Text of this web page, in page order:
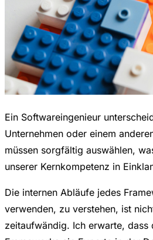
Ein Softwareingenieur
Unternehmen oder einem
müssen sorgfältig auswählen,
unserer Kernkompetenz in
Die internen Abläufe jedes
verwenden, zu verstehen, ist
zeitaufwändig. Ich erwarte, dass